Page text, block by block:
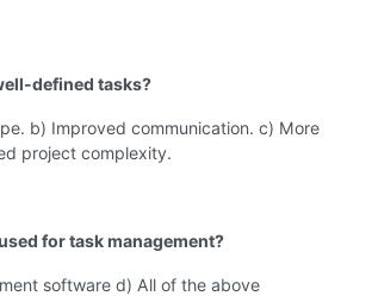
defined tasks?
b) Improved communication. c) More
project complexity.
for task management?
software d) All of the above